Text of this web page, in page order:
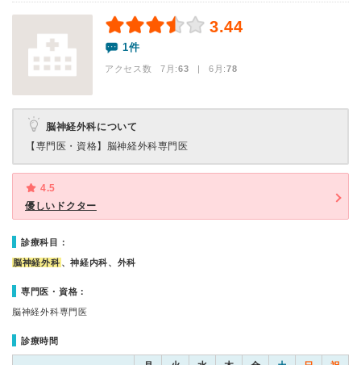
3.44
1件
アクセス数 7月:63 | 6月:78
脳神経外科について
【専門医・資格】 脳神経外科専門医
4.5
優しいドクター
診療科目：
脳神経外科 、神経内科、外科
専門医・資格：
脳神経外科専門医
診療時間